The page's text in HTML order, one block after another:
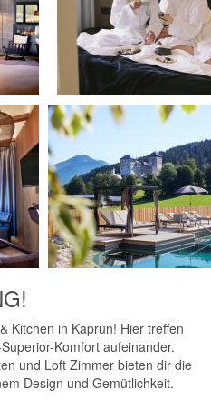
Kitchen in Kaprun! Hier treffen
Komfort aufeinander.
und Loft Zimmer bieten dir die
Design und Gemütlichkeit.